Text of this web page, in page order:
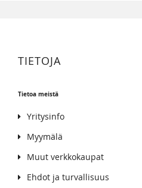
TIETOJA
Tietoa meistä
Yritysinfo
Myymälä
Muut verkkokaupat
Ehdot ja turvallisuus